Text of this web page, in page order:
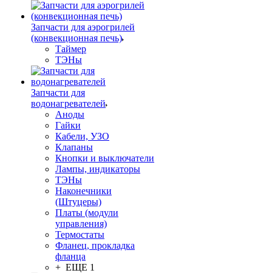
Запчасти для аэрогрилей
(конвекционная печь)
Таймер
ТЭНы
Запчасти для
водонагревателей
Аноды
Гайки
Кабели, УЗО
Клапаны
Кнопки и выключатели
Лампы, индикаторы
ТЭНы
Наконечники
(Штуцеры)
Платы (модули
управления)
Термостаты
Фланец, прокладка
фланца
+ ЕЩЕ 1